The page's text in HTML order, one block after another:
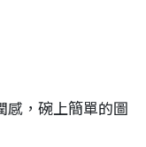
感，碗上簡單的圖